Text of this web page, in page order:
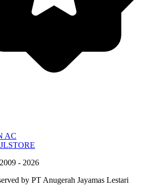
AC
- 2026
by PT Anugerah Jayamas Lestari